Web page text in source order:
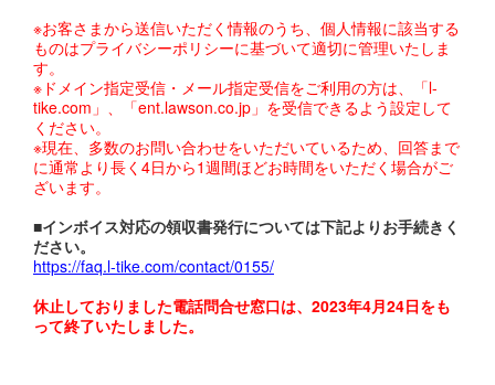
※お客さまから送信いただく情報のうち、個人情報に該当する
ものはプライバシーポリシーに基づいて適切に管理いたしま
す。
※ドメイン指定受信・メール指定受信をご利用の方は、「l-
tike.com」、「ent.lawson.co.jp」を受信できるよう設定して
ください。
※現在、多数のお問い合わせをいただいているため、回答まで
に通常より長く4日から1週間ほどお時間をいただく場合がご
ざいます。
■インボイス対応の領収書発行については下記よりお手続きく
ださい。
https://faq.l-tike.com/contact/0155/
休止しておりました電話問合せ窓口は、2023年4月24日をも
って終了いたしました。